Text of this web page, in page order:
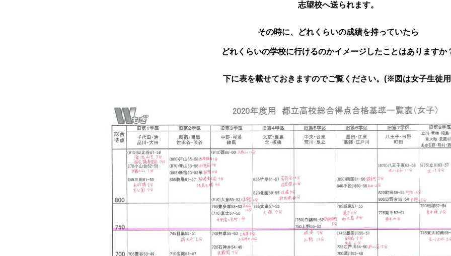
志望校へ送られます。
その時に、どれくらいの成績を持っていたら
どれくらいの学校に行けるのかイメージしたことはありますか
下に表を載せておきますのでご覧ください。(※図は女子生徒